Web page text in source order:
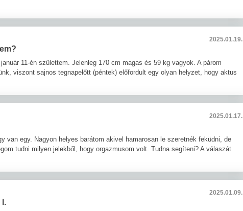
2025.01.19.
11-én születtem. Jelenleg 170 cm magas és 59 kg vagyok. A párom
viszont sajnos tegnapelőtt (péntek) előfordult egy olyan helyzet, hogy aktus
2025.01.17.
van egy. Nagyon helyes barátom akivel hamarosan le szeretnék feküdni, de
tudni milyen jelekből, hogy orgazmusom volt. Tudna segíteni? A válaszát
2025.01.09.
I.